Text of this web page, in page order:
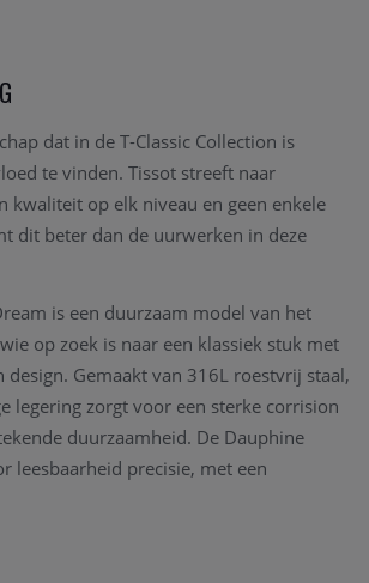
dat in de T-Classic Collection is
te vinden. Tissot streeft naar
kwaliteit op elk niveau en geen enkele
dit beter dan de uurwerken in deze
is een duurzaam model van het
op zoek is naar een klassiek stuk met
design. Gemaakt van 316L roestvrij staal,
legering zorgt voor een sterke corrision
duurzaamheid. De Dauphine
leesbaarheid precisie, met een
robuust en gemakkelijk te reinigen,